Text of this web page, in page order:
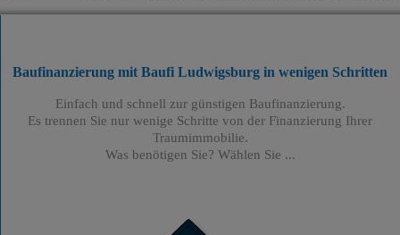
Baufinanzierung mit Baufi Ludwigsburg in wenigen Schritten
Einfach und schnell zur günstigen Baufinanzierung.
Es trennen Sie nur wenige Schritte von der Finanzierung Ihrer
Traumimmobilie.
Was benötigen Sie? Wählen Sie ...